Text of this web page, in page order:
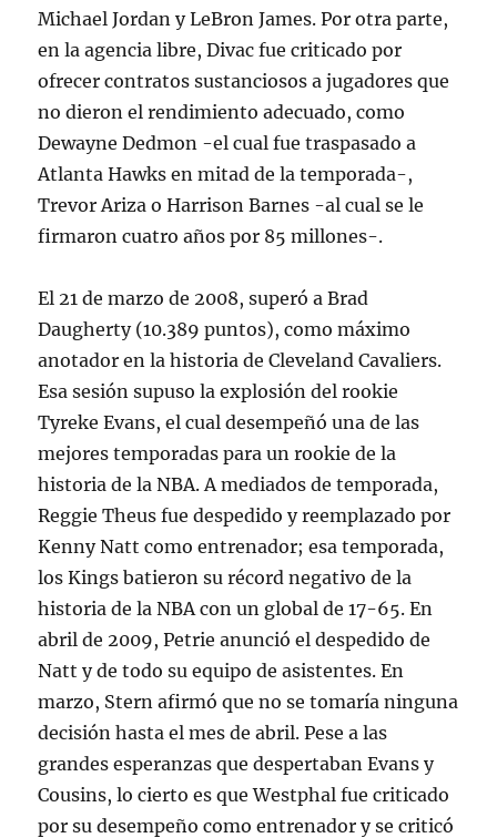
Michael Jordan y LeBron James. Por otra parte,
en la agencia libre, Divac fue criticado por
ofrecer contratos sustanciosos a jugadores que
no dieron el rendimiento adecuado, como
Dewayne Dedmon -el cual fue traspasado a
Atlanta Hawks en mitad de la temporada-,
Trevor Ariza o Harrison Barnes -al cual se le
firmaron cuatro años por 85 millones-.
El 21 de marzo de 2008, superó a Brad
Daugherty (10.389 puntos), como máximo
anotador en la historia de Cleveland Cavaliers.
Esa sesión supuso la explosión del rookie
Tyreke Evans, el cual desempeñó una de las
mejores temporadas para un rookie de la
historia de la NBA. A mediados de temporada,
Reggie Theus fue despedido y reemplazado por
Kenny Natt como entrenador; esa temporada,
los Kings batieron su récord negativo de la
historia de la NBA con un global de 17-65. En
abril de 2009, Petrie anunció el despedido de
Natt y de todo su equipo de asistentes. En
marzo, Stern afirmó que no se tomaría ninguna
decisión hasta el mes de abril. Pese a las
grandes esperanzas que despertaban Evans y
Cousins, lo cierto es que Westphal fue criticado
por su desempeño como entrenador y se criticó